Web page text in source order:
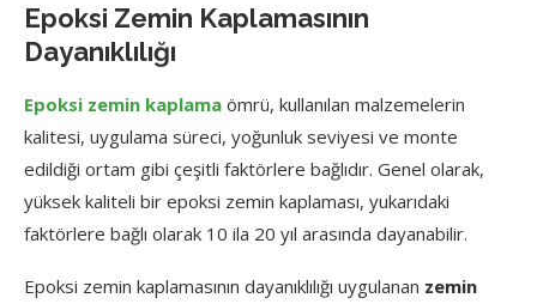
Epoksi Zemin Kaplamasının
Dayanıklılığı
Epoksi zemin kaplama ömrü, kullanılan malzemelerin
kalitesi, uygulama süreci, yoğunluk seviyesi ve monte
edildiği ortam gibi çeşitli faktörlere bağlıdır. Genel olarak,
yüksek kaliteli bir epoksi zemin kaplaması, yukarıdaki
faktörlere bağlı olarak 10 ila 20 yıl arasında dayanabilir.
Epoksi zemin kaplamasının dayanıklılığı uygulanan zemin